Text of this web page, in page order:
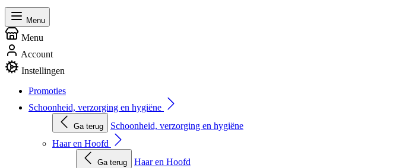
Menu
Menu
Account
Instellingen
Promoties
Schoonheid, verzorging en hygiëne
Ga terug
Schoonheid, verzorging en hygiëne
Haar en Hoofd
Ga terug
Haar en Hoofd